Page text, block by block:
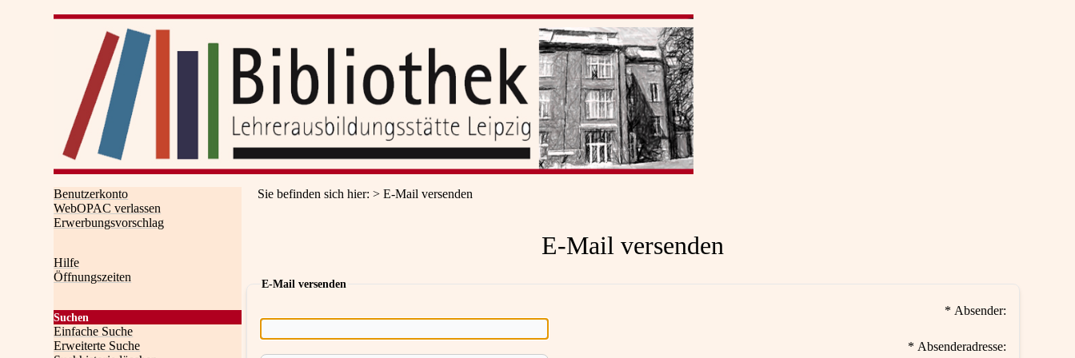
Benutzerkonto
WebOPAC verlassen
Erwerbungsvorschlag
Hilfe
Öffnungszeiten
Suchen
Einfache Suche
Erweiterte Suche
Sie befinden sich hier: E-Mail versenden
E-Mail versenden
E-Mail versenden
* Absender:
* Absenderadresse: